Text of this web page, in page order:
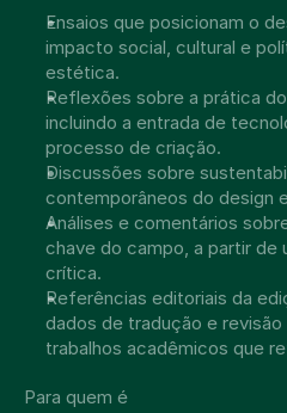
Ensaios que posicionam o
impacto social, cultural e
estética.
Reflexões sobre a prática
incluindo a entrada de
processo de criação.
Discussões sobre
contemporâneos do design
Análises e comentários
chave do campo, a partir
crítica.
Referências editoriais da
dados de tradução e
trabalhos acadêmicos que
Para quem é